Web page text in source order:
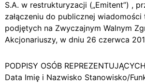
S.A. w restrukturyzacji („Emitent”) ,
załączeniu do publicznej wiadomości
podjętych na Zwyczajnym Walnym
Akcjonariuszy, w dniu 26 czerwca
PODPISY OSÓB
Data Imię i Nazwisko Stanowisko/